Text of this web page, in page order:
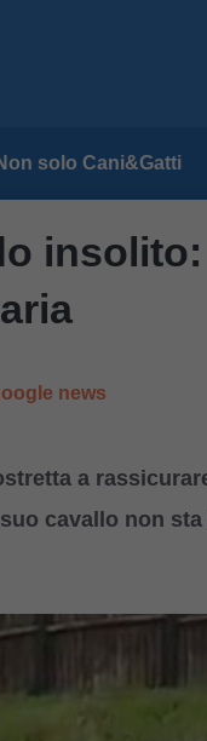
solo Cani&Gatti
news
a
cavallo non